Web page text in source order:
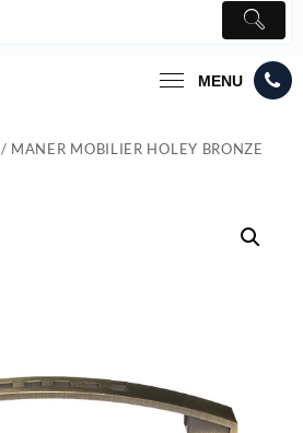
MENU
/ MANER MOBILIER HOLEY BRONZE